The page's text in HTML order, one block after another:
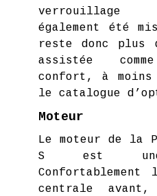
verrouillage
également été
reste donc plus
assistée
confort, à moins
le catalogue
Moteur
Le moteur de la
S est une
centrale avant,